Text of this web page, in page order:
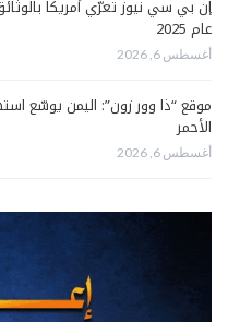
إن بي سي نيوز تعرّي أمريكا
عام 2025
أغسطس 6, 2026
موقع “ذا وور زون”: اليمن يوسّع
الأحمر
أغسطس 6, 2026